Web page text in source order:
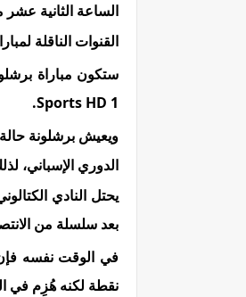
الساعة الثانية
القنوات الناقلة
Sports HD 1.
ويعيش برشلونة
الدوري الإسباني،
بعد سلسلة من الانتصارات في 2021 قربته
نقطة لكنه هُزِم في